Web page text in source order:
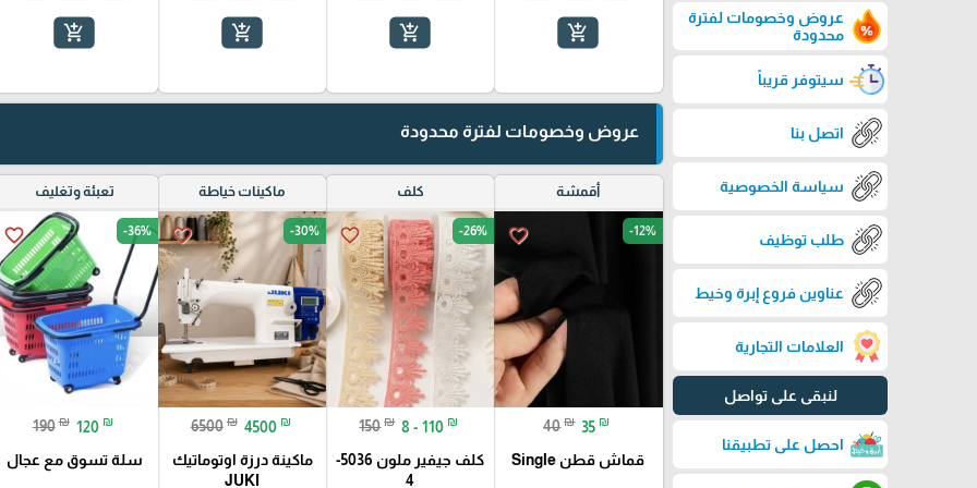
عروض وخصومات لفترة
محدودة
سيتوفر قريباً
اتصل بنا
سياسة الخصوصية
طلب توظيف
عناوين فروع إبرة وخيط
العلامات التجارية
لنبقى على تواصل
احصل على تطبيقنا
add_shopping_cart
add_shopping_cart
add_shopping_cart
add_shopping_cart
عروض وخصومات لفترة محدودة
أقمشة
favorite_border -12%
40 ₪ 35 ₪
قماش قطن Single
كلف
favorite_border -26%
150 ₪ 8 - 110 ₪
كلف جيفير ملون 5036-
4
ماكينات خياطة
favorite_border -30%
6500 ₪ 4500 ₪
ماكينة درزة اوتوماتيك
JUKI
تعبئة وتغليف
favorite_border -36%
190 ₪ 120 ₪
سلة تسوق مع عجال